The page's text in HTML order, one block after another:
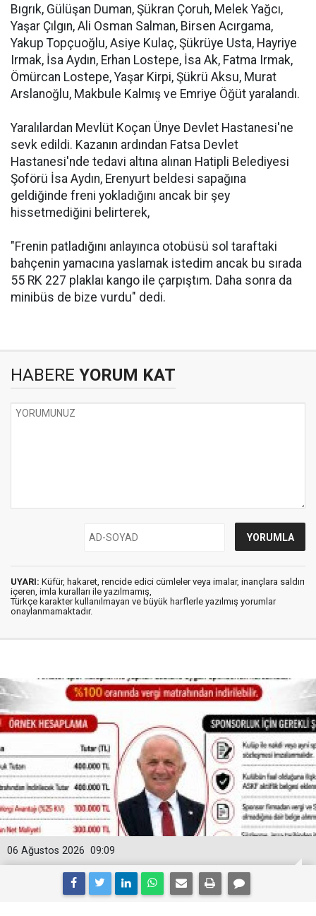
Bıgrık, Gülüşan Duman, Şükran Çoruh, Melek Yağcı,
Yaşar Çılgın, Ali Osman Salman, Birsen Acırgama,
Yakup Topçuoğlu, Asiye Kulaç, Şükrüye Usta, Hayriye
Irmak, İsa Aydın, Erhan Lostepe, İsa Ak, Fatma Irmak,
Ömürcan Lostepe, Yaşar Kirpi, Şükrü Aksu, Murat
Arslanoğlu, Makbule Kalmış ve Emriye Öğüt yaralandı.
Yaralılardan Mevlüt Koçan Ünye Devlet Hastanesi'ne
sevk edildi. Kazanın ardından Fatsa Devlet
Hastanesi'nde tedavi altına alınan Hatipli Belediyesi
Şoförü İsa Aydın, Erenyurt beldesi sapağına
geldiğinde freni yokladığını ancak bir şey
hissetmediğini belirterek,
"Frenin patladığını anlayınca otobüsü sol taraftaki
bahçenin yamacına yaslamak istedim ancak bu sırada
55 RK 227 plaklaı kango ile çarpıştım. Daha sonra da
minibüs de bize vurdu" dedi.
HABERE YORUM KAT
UYARI: Küfür, hakaret, rencide edici cümleler veya imalar, inançlara saldırı
içeren, imla kuralları ile yazılmamış,
Türkçe karakter kullanılmayan ve büyük harflerle yazılmış yorumlar
onaylanmamaktadır.
09:09
06 Ağustos 2026